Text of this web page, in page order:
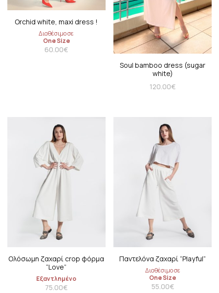
Orchid white, maxi dress !
Διαθέσιμο σε
One Size
60.00€
Soul bamboo dress (sugar
white)
120.00€
Ολόσωμη ζαχαρί crop φόρμα
“Love”
Εξαντλημένο
75.00€
Παντελόνα ζαχαρί “Playful”
Διαθέσιμο σε
One Size
55.00€